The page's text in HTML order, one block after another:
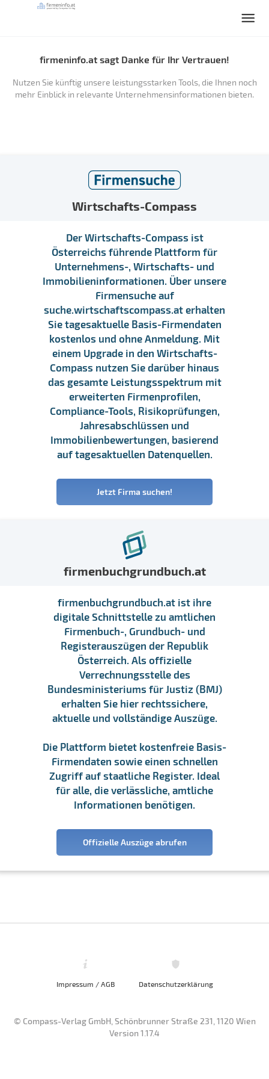
firmeninfo.at sagt Danke für Ihr Vertrauen!
Nutzen Sie künftig unsere leistungsstarken Tools, die Ihnen noch
mehr Einblick in relevante Unternehmensinformationen bieten.
Wirtschafts-Compass
Der Wirtschafts-Compass ist
Österreichs führende Plattform für
Unternehmens-, Wirtschafts- und
Immobilieninformationen. Über unsere
Firmensuche auf
suche.wirtschaftscompass.at erhalten
Sie tagesaktuelle Basis-Firmendaten
kostenlos und ohne Anmeldung. Mit
einem Upgrade in den Wirtschafts-
Compass nutzen Sie darüber hinaus
das gesamte Leistungsspektrum mit
erweiterten Firmenprofilen,
Compliance-Tools, Risikoprüfungen,
Jahresabschlüssen und
Immobilienbewertungen, basierend
auf tagesaktuellen Datenquellen.
Jetzt Firma suchen!
firmenbuchgrundbuch.at
firmenbuchgrundbuch.at ist ihre
digitale Schnittstelle zu amtlichen
Firmenbuch-, Grundbuch- und
Registerauszügen der Republik
Österreich. Als offizielle
Verrechnungsstelle des
Bundesministeriums für Justiz (BMJ)
erhalten Sie hier rechtssichere,
aktuelle und vollständige Auszüge.
Die Plattform bietet kostenfreie Basis-
Firmendaten sowie einen schnellen
Zugriff auf staatliche Register. Ideal
für alle, die verlässliche, amtliche
Informationen benötigen.
Offizielle Auszüge abrufen
Impressum / AGB Datenschutzerklärung
© Compass-Verlag GmbH, Schönbrunner Straße 231, 1120 Wien
Version 1.17.4